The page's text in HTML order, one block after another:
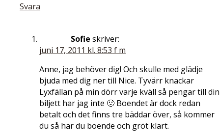
Svara
Sofie skriver:
juni 17, 2011 kl. 8:53 f m
Anne, jag behöver dig! Och skulle med glädje
bjuda med dig ner till Nice. Tyvärr knackar
Lyxfällan på min dörr varje kväll så pengar till din
biljett har jag inte 🙁 Boendet är dock redan
betalt och det finns tre bäddar över, så kommer
du så har du boende och gröt klart.